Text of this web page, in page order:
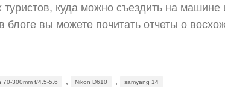
куда можно съездить на машине
блоге вы можете почитать отчеты о
70-300mm f/4.5-5.6 Nikon D610 samyang 14